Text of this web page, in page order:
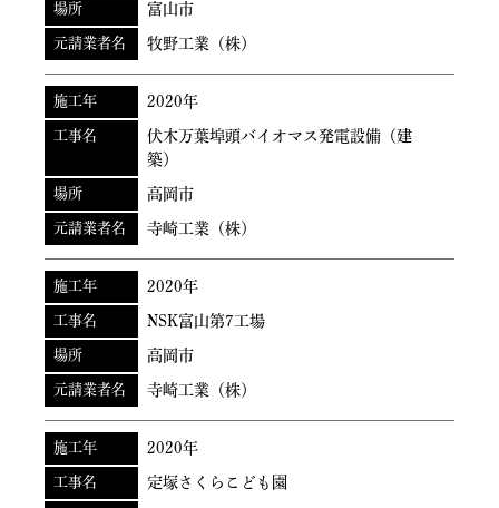
場所 富山市
元請業者名 牧野工業（株）
施工年 2020年
工事名
伏木万葉埠頭バイオマス発電設備（建
築）
場所 高岡市
元請業者名 寺崎工業（株）
施工年 2020年
工事名 NSK富山第7工場
場所 高岡市
元請業者名 寺崎工業（株）
施工年 2020年
工事名 定塚さくらこども園